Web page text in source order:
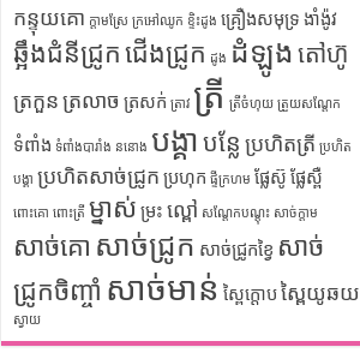
កន្ទុយគោ ក្តាមស្រែ ក្រអៅឈូក ខ្ទិះដូង គ្រឿងសមុទ្រ ងាំង៉ូវ
ឆ្អឹងជំនីជ្រូក ជើងជ្រូក ដូង ដំឡូង តៅហ៊ូ
ត្រកួន ត្រលាច ត្រសក់ ត្រាវ ត្រី ត្រីចំហុយ ត្រួយសណ្តែក
ទំពាំង ទំពាំងបារាំង ននោង បង្គា បន្លែ ប្រហិតត្រី ប្រហិត
បង្គា ប្រហិតសាច់ជ្រូក ប្រហុក ផ្ទីក្រហម ផ្លែស៊ូ ផ្លែស្ពឺ
ពោះគោ ពោះត្រី ម្នាស់ ម្រះ ល្ពៅ សណ្តែកបណ្តុះ សាច់ក្តាម
សាច់គោ សាច់ជ្រូក សាច់ជ្រូកខ្វៃ សាច់
ជ្រូកចិញ្ចាំ សាច់មាន់ ស្ពៃក្តោប ស្ពៃយូឆយ
ស្វាយ